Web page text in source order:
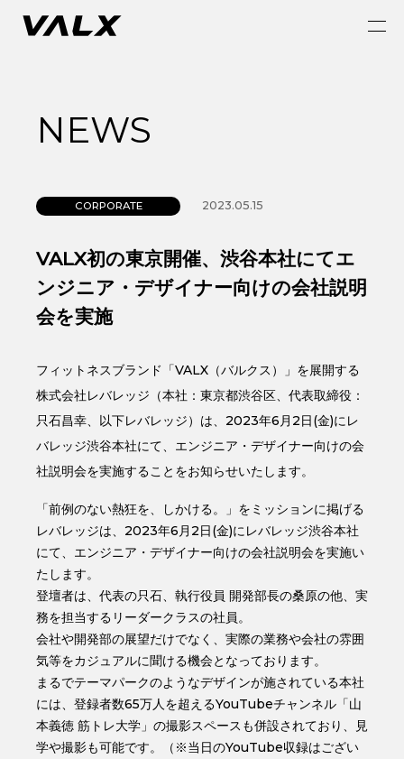
NEWS
CORPORATE 2023.05.15
VALX初の東京開催、渋谷本社にてエ
ンジニア・デザイナー向けの会社説明
会を実施
フィットネスブランド「VALX（バルクス）」を展開する
株式会社レバレッジ（本社：東京都渋谷区、代表取締役：
只石昌幸、以下レバレッジ）は、2023年6月2日(金)にレ
バレッジ渋谷本社にて、エンジニア・デザイナー向けの会
社説明会を実施することをお知らせいたします。
「前例のない熱狂を、しかける。」をミッションに掲げる
レバレッジは、2023年6月2日(金)にレバレッジ渋谷本社
にて、エンジニア・デザイナー向けの会社説明会を実施い
たします。
登壇者は、代表の只石、執行役員 開発部長の桑原の他、実
務を担当するリーダークラスの社員。
会社や開発部の展望だけでなく、実際の業務や会社の雰囲
気等をカジュアルに聞ける機会となっております。
まるでテーマパークのようなデザインが施されている本社
には、登録者数65万人を超えるYouTubeチャンネル「山
本義徳 筋トレ大学」の撮影スペースも併設されており、見
学や撮影も可能です。（※当日のYouTube収録はござい